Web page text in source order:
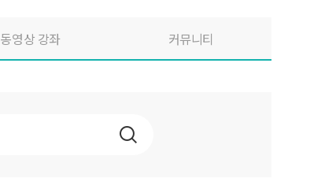
동영상 강좌 커뮤니티